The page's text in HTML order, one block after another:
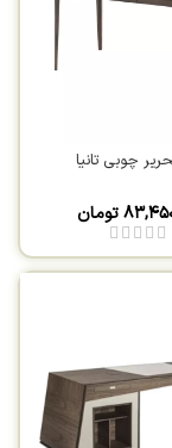
چوبی تانیا
تومان